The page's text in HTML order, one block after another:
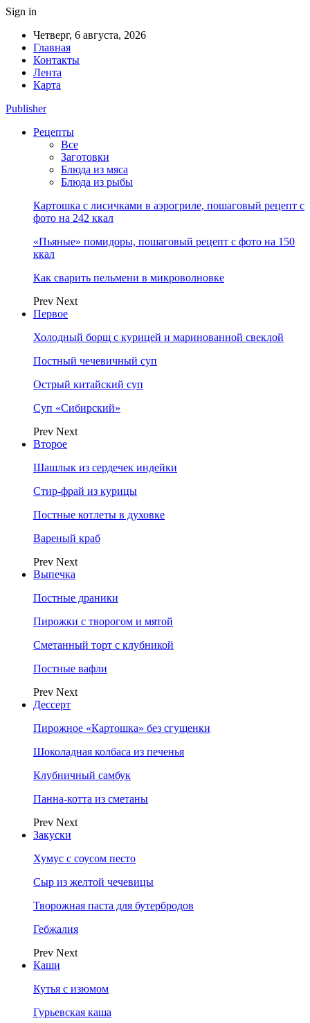
Sign in
Четверг, 6 августа, 2026
Главная
Контакты
Лента
Карта
Publisher
Рецепты
Все
Заготовки
Блюда из мяса
Блюда из рыбы
Картошка с лисичками в аэрогриле, пошаговый рецепт с
фото на 242 ккал
«Пьяные» помидоры, пошаговый рецепт с фото на 150
ккал
Как сварить пельмени в микроволновке
Prev Next
Первое
Холодный борщ с курицей и маринованной свеклой
Постный чечевичный суп
Острый китайский суп
Суп «Сибирский»
Prev Next
Второе
Шашлык из сердечек индейки
Стир-фрай из курицы
Постные котлеты в духовке
Вареный краб
Prev Next
Выпечка
Постные драники
Пирожки с творогом и мятой
Сметанный торт с клубникой
Постные вафли
Prev Next
Дессерт
Пирожное «Картошка» без сгущенки
Шоколадная колбаса из печенья
Клубничный самбук
Панна-котта из сметаны
Prev Next
Закуски
Хумус с соусом песто
Сыр из желтой чечевицы
Творожная паста для бутербродов
Гебжалия
Prev Next
Каши
Кутья с изюмом
Гурьевская каша